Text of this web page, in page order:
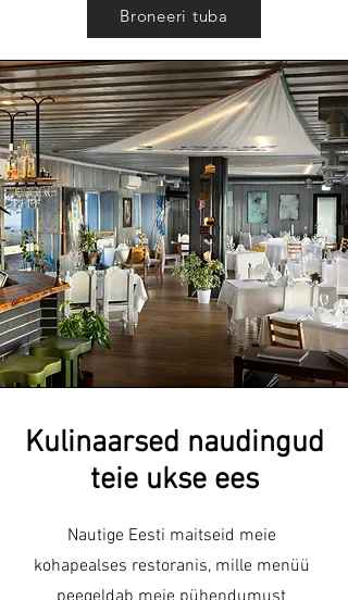
Broneeri tuba
Kulinaarsed naudingud
teie ukse ees
Nautige Eesti maitseid meie
kohapealses restoranis, mille menüü